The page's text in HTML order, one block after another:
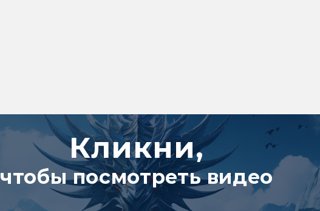
Кликни,
чтобы посмотреть видео